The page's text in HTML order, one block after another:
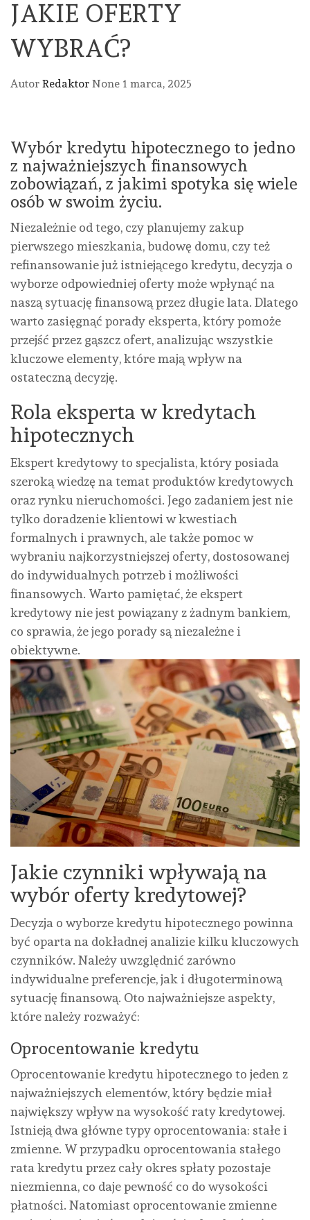
JAKIE OFERTY
WYBRAĆ?
Autor Redaktor None 1 marca, 2025
Wybór kredytu hipotecznego to jedno
z najważniejszych finansowych
zobowiązań, z jakimi spotyka się wiele
osób w swoim życiu.
Niezależnie od tego, czy planujemy zakup
pierwszego mieszkania, budowę domu, czy też
refinansowanie już istniejącego kredytu, decyzja o
wyborze odpowiedniej oferty może wpłynąć na
naszą sytuację finansową przez długie lata. Dlatego
warto zasięgnąć porady eksperta, który pomoże
przejść przez gąszcz ofert, analizując wszystkie
kluczowe elementy, które mają wpływ na
ostateczną decyzję.
Rola eksperta w kredytach
hipotecznych
Ekspert kredytowy to specjalista, który posiada
szeroką wiedzę na temat produktów kredytowych
oraz rynku nieruchomości. Jego zadaniem jest nie
tylko doradzenie klientowi w kwestiach
formalnych i prawnych, ale także pomoc w
wybraniu najkorzystniejszej oferty, dostosowanej
do indywidualnych potrzeb i możliwości
finansowych. Warto pamiętać, że ekspert
kredytowy nie jest powiązany z żadnym bankiem,
co sprawia, że jego porady są niezależne i
obiektywne.
Jakie czynniki wpływają na
wybór oferty kredytowej?
Decyzja o wyborze kredytu hipotecznego powinna
być oparta na dokładnej analizie kilku kluczowych
czynników. Należy uwzględnić zarówno
indywidualne preferencje, jak i długoterminową
sytuację finansową. Oto najważniejsze aspekty,
które należy rozważyć:
Oprocentowanie kredytu
Oprocentowanie kredytu hipotecznego to jeden z
najważniejszych elementów, który będzie miał
największy wpływ na wysokość raty kredytowej.
Istnieją dwa główne typy oprocentowania: stałe i
zmienne. W przypadku oprocentowania stałego
rata kredytu przez cały okres spłaty pozostaje
niezmienna, co daje pewność co do wysokości
płatności. Natomiast oprocentowanie zmienne